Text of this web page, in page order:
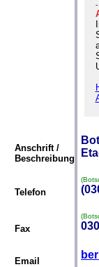
-
Anschrift /
Beschreibung
Telefon
Fax
Email